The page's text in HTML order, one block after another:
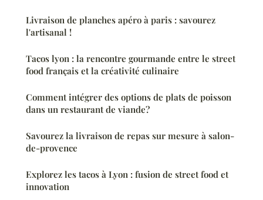
Livraison de planches apéro à paris : savourez
l'artisanal !
Tacos lyon : la rencontre gourmande entre le street
food français et la créativité culinaire
Comment intégrer des options de plats de poisson
dans un restaurant de viande?
Savourez la livraison de repas sur mesure à salon-
de-provence
Explorez les tacos à Lyon : fusion de street food et
innovation